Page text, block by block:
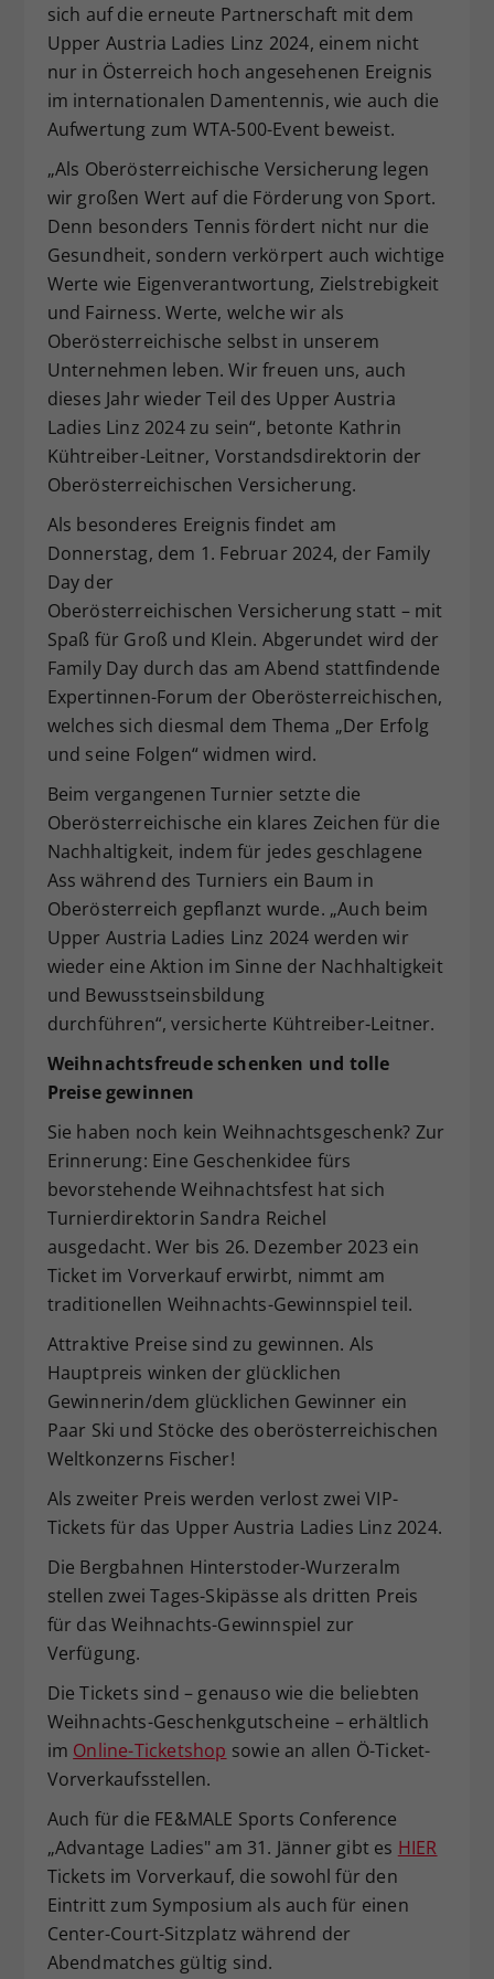
sich auf die erneute Partnerschaft mit dem
Upper Austria Ladies Linz 2024, einem nicht
nur in Österreich hoch angesehenen Ereignis
im internationalen Damentennis, wie auch die
Aufwertung zum WTA-500-Event beweist.
„Als Oberösterreichische Versicherung legen
wir großen Wert auf die Förderung von Sport.
Denn besonders Tennis fördert nicht nur die
Gesundheit, sondern verkörpert auch wichtige
Werte wie Eigenverantwortung, Zielstrebigkeit
und Fairness. Werte, welche wir als
Oberösterreichische selbst in unserem
Unternehmen leben. Wir freuen uns, auch
dieses Jahr wieder Teil des Upper Austria
Ladies Linz 2024 zu sein“, betonte Kathrin
Kühtreiber-Leitner, Vorstandsdirektorin der
Oberösterreichischen Versicherung.
Als besonderes Ereignis findet am
Donnerstag, dem 1. Februar 2024, der Family
Day der
Oberösterreichischen Versicherung statt – mit
Spaß für Groß und Klein. Abgerundet wird der
Family Day durch das am Abend stattfindende
Expertinnen-Forum der Oberösterreichischen,
welches sich diesmal dem Thema „Der Erfolg
und seine Folgen“ widmen wird.
Beim vergangenen Turnier setzte die
Oberösterreichische ein klares Zeichen für die
Nachhaltigkeit, indem für jedes geschlagene
Ass während des Turniers ein Baum in
Oberösterreich gepflanzt wurde. „Auch beim
Upper Austria Ladies Linz 2024 werden wir
wieder eine Aktion im Sinne der Nachhaltigkeit
und Bewusstseinsbildung
durchführen“, versicherte Kühtreiber-Leitner.
Weihnachtsfreude schenken und tolle
Preise gewinnen
Sie haben noch kein Weihnachtsgeschenk? Zur
Erinnerung: Eine Geschenkidee fürs
bevorstehende Weihnachtsfest hat sich
Turnierdirektorin Sandra Reichel
ausgedacht. Wer bis 26. Dezember 2023 ein
Ticket im Vorverkauf erwirbt, nimmt am
traditionellen Weihnachts-Gewinnspiel teil.
Attraktive Preise sind zu gewinnen. Als
Hauptpreis winken der glücklichen
Gewinnerin/dem glücklichen Gewinner ein
Paar Ski und Stöcke des oberösterreichischen
Weltkonzerns Fischer!
Als zweiter Preis werden verlost zwei VIP-
Tickets für das Upper Austria Ladies Linz 2024.
Die Bergbahnen Hinterstoder-Wurzeralm
stellen zwei Tages-Skipässe als dritten Preis
für das Weihnachts-Gewinnspiel zur
Verfügung.
Die Tickets sind – genauso wie die beliebten
Weihnachts-Geschenkgutscheine – erhältlich
im Online-Ticketshop sowie an allen Ö-Ticket-
Vorverkaufsstellen.
Auch für die FE&MALE Sports Conference
„Advantage Ladies" am 31. Jänner gibt es HIER
Tickets im Vorverkauf, die sowohl für den
Eintritt zum Symposium als auch für einen
Center-Court-Sitzplatz während der
Abendmatches gültig sind.
Zweck
Dieser Wert speichert Ihre Consent-
Einstellungen. Unter anderem eine
zufällig generierte ID, für die
historische Speicherung Ihrer
vorgenommen Einstellungen, falls der
hat.